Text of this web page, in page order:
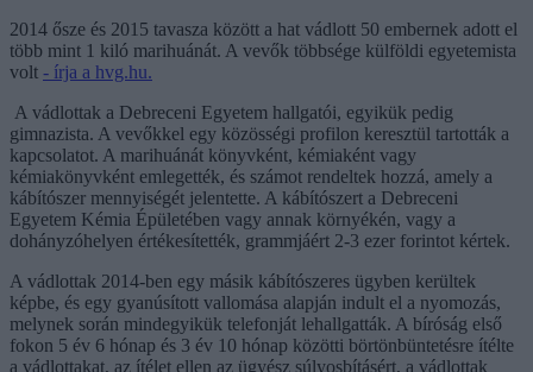
2014 ősze és 2015 tavasza között a hat vádlott 50 embernek adott el
több mint 1 kiló marihuánát. A vevők többsége külföldi egyetemista
volt - írja a hvg.hu.
A vádlottak a Debreceni Egyetem hallgatói, egyikük pedig
gimnazista. A vevőkkel egy közösségi profilon keresztül tartották a
kapcsolatot. A marihuánát könyvként, kémiaként vagy
kémiakönyvként emlegették, és számot rendeltek hozzá, amely a
kábítószer mennyiségét jelentette. A kábítószert a Debreceni
Egyetem Kémia Épületében vagy annak környékén, vagy a
dohányzóhelyen értékesítették, grammjáért 2-3 ezer forintot kértek.
A vádlottak 2014-ben egy másik kábítószeres ügyben kerültek
képbe, és egy gyanúsított vallomása alapján indult el a nyomozás,
melynek során mindegyikük telefonját lehallgatták. A bíróság első
fokon 5 év 6 hónap és 3 év 10 hónap közötti börtönbüntetésre ítélte
a vádlottakat, az ítélet ellen az ügyész súlyosbításért, a vádlottak